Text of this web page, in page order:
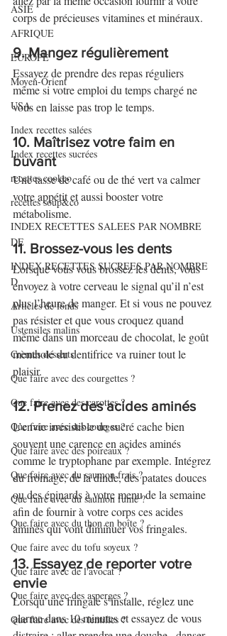
ASIE
AFRIQUE
EUROPE
Moyen-Orient
USA
Index recettes salées
Index recettes sucrées
recettes cookeo
recettes soup&co
INDEX RECETTES SALEES PAR NOMBRE
DE
INDEX RECETTES SUCREES PAR NOMBRE
D
Articles de fonds
Ustensiles malins
Crèmes desserts
Que faire avec des courgettes ?
Que faire avec des carottes ?
Que faire avec des courges ?
Que faire avec des poireaux ?
Que faire avec du saumon frais ?
Que faire avec du saumon fumé ?
Que faire avec du thon en boîte ?
Que faire avec du tofu soyeux ?
Que faire avec de l'avocat ?
Que faire avec des asperges ?
Que faire avec des lentilles ?
corps de précieuses vitamines et minéraux.
9. Mangez régulièrement
Essayez de prendre des repas réguliers
même si votre emploi du temps chargé ne
vous en laisse pas trop le temps.
10. Maîtrisez votre faim en
buvant
Une tasse de café ou de thé vert va calmer
votre appétit et aussi booster votre
métabolisme.
11. Brossez-vous les dents
Lorsque vous vous brossez les dents, vous
envoyez à votre cerveau le signal qu’il n’est
plus l’heure de manger. Et si vous ne pouvez
pas résister et que vous croquez quand
même dans un morceau de chocolat, le goût
mentholé du dentifrice va ruiner tout le
plaisir.
12. Prenez des acides aminés
L’envie irrésistible de sucré cache bien
souvent une carence en acides aminés
comme le tryptophane par exemple. Intégrez
du fromage, de la dinde, des patates douces
ou des épinards à votre menu de la semaine
afin de fournir à votre corps ces acides
aminés qui vont diminuer vos fringales.
13. Essayez de reporter votre
envie
Lorsqu’une fringale s’installe, réglez une
alarme dans 10 minutes et essayez de vous